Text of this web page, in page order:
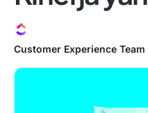
Customer Experience Team